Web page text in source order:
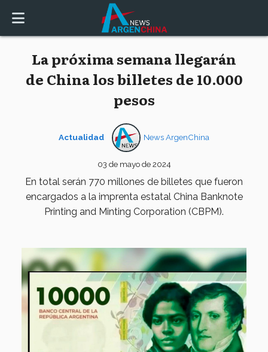
La próxima semana llegarán
de China los billetes de 10.000
pesos
En total serán 770 millones de billetes que fueron
encargados a la imprenta estatal China Banknote
Printing and Minting Corporation (CBPM).
Actualidad
03 de mayo de 2024
News ArgenChina